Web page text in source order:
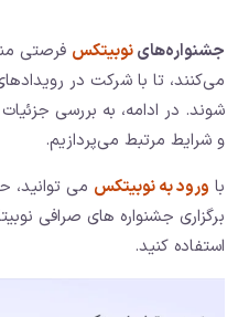
جشنواره‌هاینوبیتکس فرصتی
می‌کنند، تا با شرکت در
شوند. در ادامه، به بررسی
و شرایط مرتبط می‌پردازیم.
با ورود به نوبیتکس می توانید،
برگزاری جشنواره های صرافی
استفاده کنید.